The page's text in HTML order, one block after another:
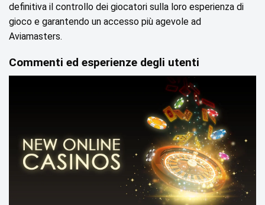
definitiva il controllo dei giocatori sulla loro esperienza di
gioco e garantendo un accesso più agevole ad
Aviamasters.
Commenti ed esperienze degli utenti